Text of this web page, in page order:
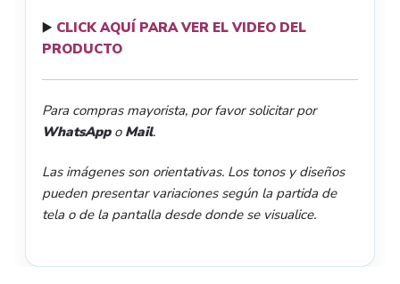
▶️ CLICK AQUÍ PARA VER EL VIDEO DEL
PRODUCTO
Para compras mayorista, por favor solicitar por
WhatsApp o Mail.
Las imágenes son orientativas. Los tonos y diseños
pueden presentar variaciones según la partida de
tela o de la pantalla desde donde se visualice.